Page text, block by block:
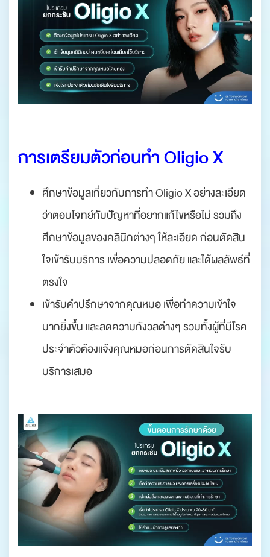
การเตรียมตัวก่อนทำ Oligio X
ศึกษาข้อมูลเกี่ยวกับการทำ Oligio X อย่างละเอียด
ว่าตอบโจทย์กับปัญหาที่อยากแก้ไขหรือไม่ รวมถึง
ศึกษาข้อมูลของคลินิกต่างๆ ให้ละเอียด ก่อนตัดสิน
ใจเข้ารับบริการ เพื่อความปลอดภัย และได้ผลลัพธ์ที่
ตรงใจ
เข้ารับคำปรึกษาจากคุณหมอ เพื่อทำความเข้าใจ
มากยิ่งขึ้น และลดความกังวลต่างๆ รวมทั้งผู้ที่มีโรค
ประจำตัวต้องแจ้งคุณหมอก่อนการตัดสินใจรับ
บริการเสมอ